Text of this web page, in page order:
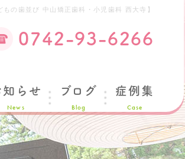
の歯並び 中山矯正歯科・小児歯科 西大寺】
0742-93-6266
知らせ
News
ブログ
Blog
症例集
Case